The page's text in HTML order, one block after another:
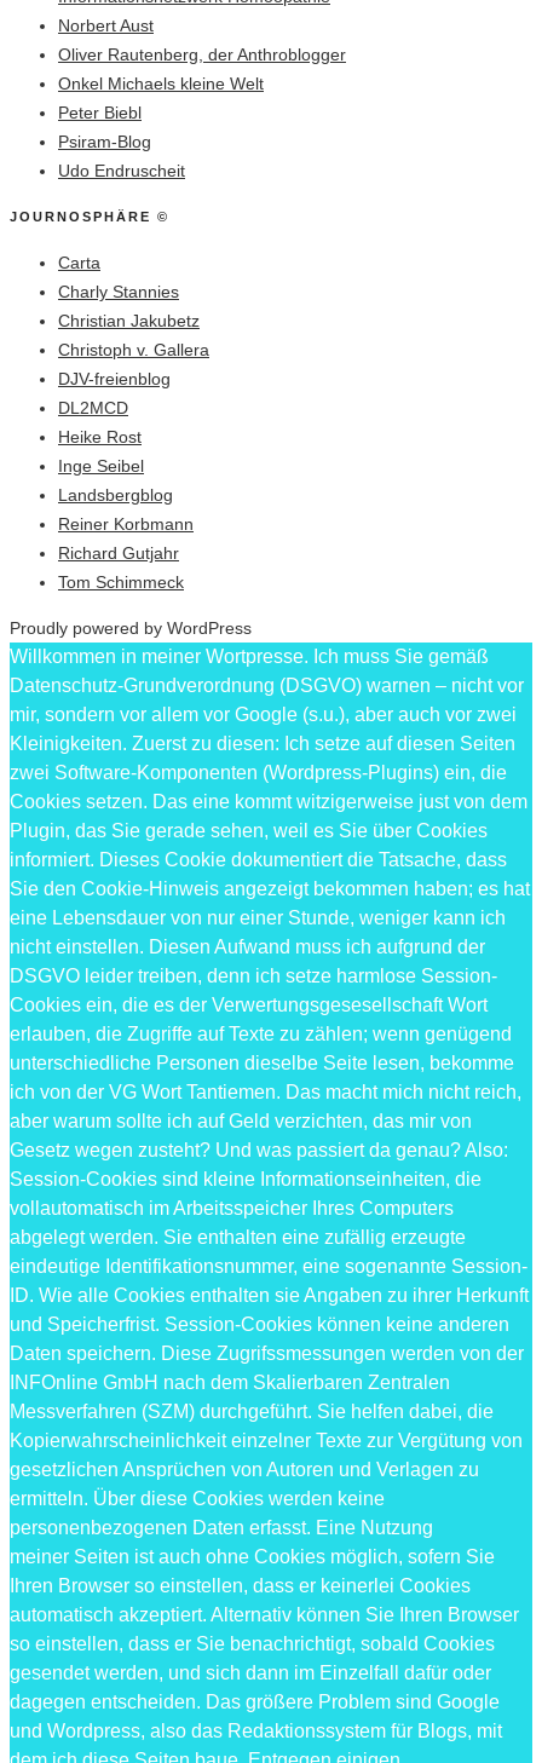
Norbert Aust
Oliver Rautenberg, der Anthroblogger
Onkel Michaels kleine Welt
Peter Biebl
Psiram-Blog
Udo Endruscheit
JOURNOSPHÄRE ©
Carta
Charly Stannies
Christian Jakubetz
Christoph v. Gallera
DJV-freienblog
DL2MCD
Heike Rost
Inge Seibel
Landsbergblog
Reiner Korbmann
Richard Gutjahr
Tom Schimmeck
Proudly powered by WordPress
Willkommen in meiner Wortpresse. Ich muss Sie gemäß
Datenschutz-Grundverordnung (DSGVO) warnen – nicht vor
mir, sondern vor allem vor Google (s.u.), aber auch vor zwei
Kleinigkeiten. Zuerst zu diesen: Ich setze auf diesen Seiten
zwei Software-Komponenten (Wordpress-Plugins) ein, die
Cookies setzen. Das eine kommt witzigerweise just von dem
Plugin, das Sie gerade sehen, weil es Sie über Cookies
informiert. Dieses Cookie dokumentiert die Tatsache, dass
Sie den Cookie-Hinweis angezeigt bekommen haben; es hat
eine Lebensdauer von nur einer Stunde, weniger kann ich
nicht einstellen. Diesen Aufwand muss ich aufgrund der
DSGVO leider treiben, denn ich setze harmlose Session-
Cookies ein, die es der Verwertungsgesesellschaft Wort
erlauben, die Zugriffe auf Texte zu zählen; wenn genügend
unterschiedliche Personen dieselbe Seite lesen, bekomme
ich von der VG Wort Tantiemen. Das macht mich nicht reich,
aber warum sollte ich auf Geld verzichten, das mir von
Gesetz wegen zusteht? Und was passiert da genau? Also:
Session-Cookies sind kleine Informationseinheiten, die
vollautomatisch im Arbeitsspeicher Ihres Computers
abgelegt werden. Sie enthalten eine zufällig erzeugte
eindeutige Identifikationsnummer, eine sogenannte Session-
ID. Wie alle Cookies enthalten sie Angaben zu ihrer Herkunft
und Speicherfrist. Session-Cookies können keine anderen
Daten speichern. Diese Zugrifssmessungen werden von der
INFOnline GmbH nach dem Skalierbaren Zentralen
Messverfahren (SZM) durchgeführt. Sie helfen dabei, die
Kopierwahrscheinlichkeit einzelner Texte zur Vergütung von
gesetzlichen Ansprüchen von Autoren und Verlagen zu
ermitteln. Über diese Cookies werden keine
personenbezogenen Daten erfasst. Eine Nutzung
meiner Seiten ist auch ohne Cookies möglich, sofern Sie
Ihren Browser so einstellen, dass er keinerlei Cookies
automatisch akzeptiert. Alternativ können Sie Ihren Browser
so einstellen, dass er Sie benachrichtigt, sobald Cookies
gesendet werden, und sich dann im Einzelfall dafür oder
dagegen entscheiden. Das größere Problem sind Google
und Wordpress, also das Redaktionssystem für Blogs, mit